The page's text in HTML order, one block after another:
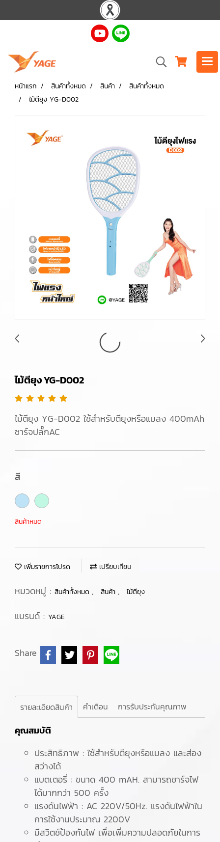
หน้าแรก สินค้าทั้งหมด สินค้า
สินค้าทั้งหมด
ไม้ตียุง YG-D002
ไม้ตียุง YG-D002
ไม้ตียุง YG-D002 ใช้สำหรับตียุงหรือแมลง 400mAh
ชาร์จปลั๊กAC
สี
สินค้าหมด
เพิ่มรายการโปรด เปรียบเทียบ
หมวดหมู่ : สินค้าทั้งหมด , สินค้า , ไม้ตียุง
แบรนด์ : YAGE
Share
รายละเอียดสินค้า คำเตือน การรับประกันคุณภาพ
คุณสมบัติ
ประสิทธิภาพ : ใช้สำหรับตียุงหรือแมลง และส่อง
สว่างได้
แบตเตอรี่ : ขนาด 400 mAH. สามารถชาร์จไฟ
ได้มากกว่า 500 ครั้ง
แรงดันไฟฟ้า : AC 220V/50Hz. แรงดันไฟฟ้าใน
การใช้งานประมาณ 2200V
มีสวิตช์ป้องกันไฟ เพื่อเพิ่มความปลอดภัยในการ